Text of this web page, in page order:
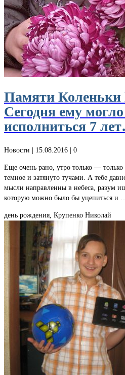
Памяти Коленьки
Сегодня ему
исполниться 7
Новости | 15.08.2016 | 0
Еще очень рано, утро только — только
темное и затянуто тучами. А тебе
мысли направленны в небеса, разум
которую можно было бы уцепиться и
день рождения, Крупенко Николай